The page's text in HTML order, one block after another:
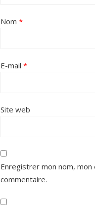
Nom *
E-mail *
Site web
Enregistrer mon nom,
commentaire.